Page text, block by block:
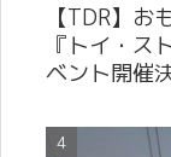
【TDR】
『トイ・ス
ベント開催